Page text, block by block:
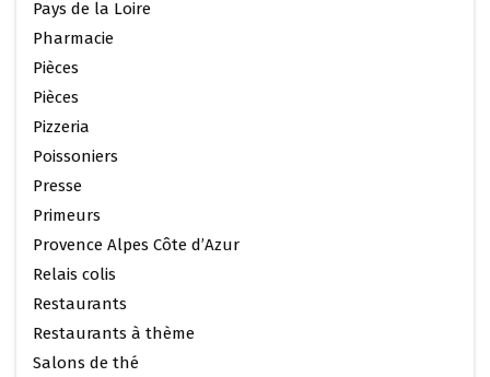
Pays de la Loire
Pharmacie
Pièces
Pièces
Pizzeria
Poissoniers
Presse
Primeurs
Provence Alpes Côte d’Azur
Relais colis
Restaurants
Restaurants à thème
Salons de thé